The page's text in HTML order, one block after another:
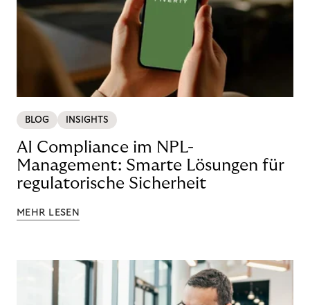
BLOG INSIGHTS
AI Compliance im NPL-
Management: Smarte Lösungen für
regulatorische Sicherheit
MEHR LESEN